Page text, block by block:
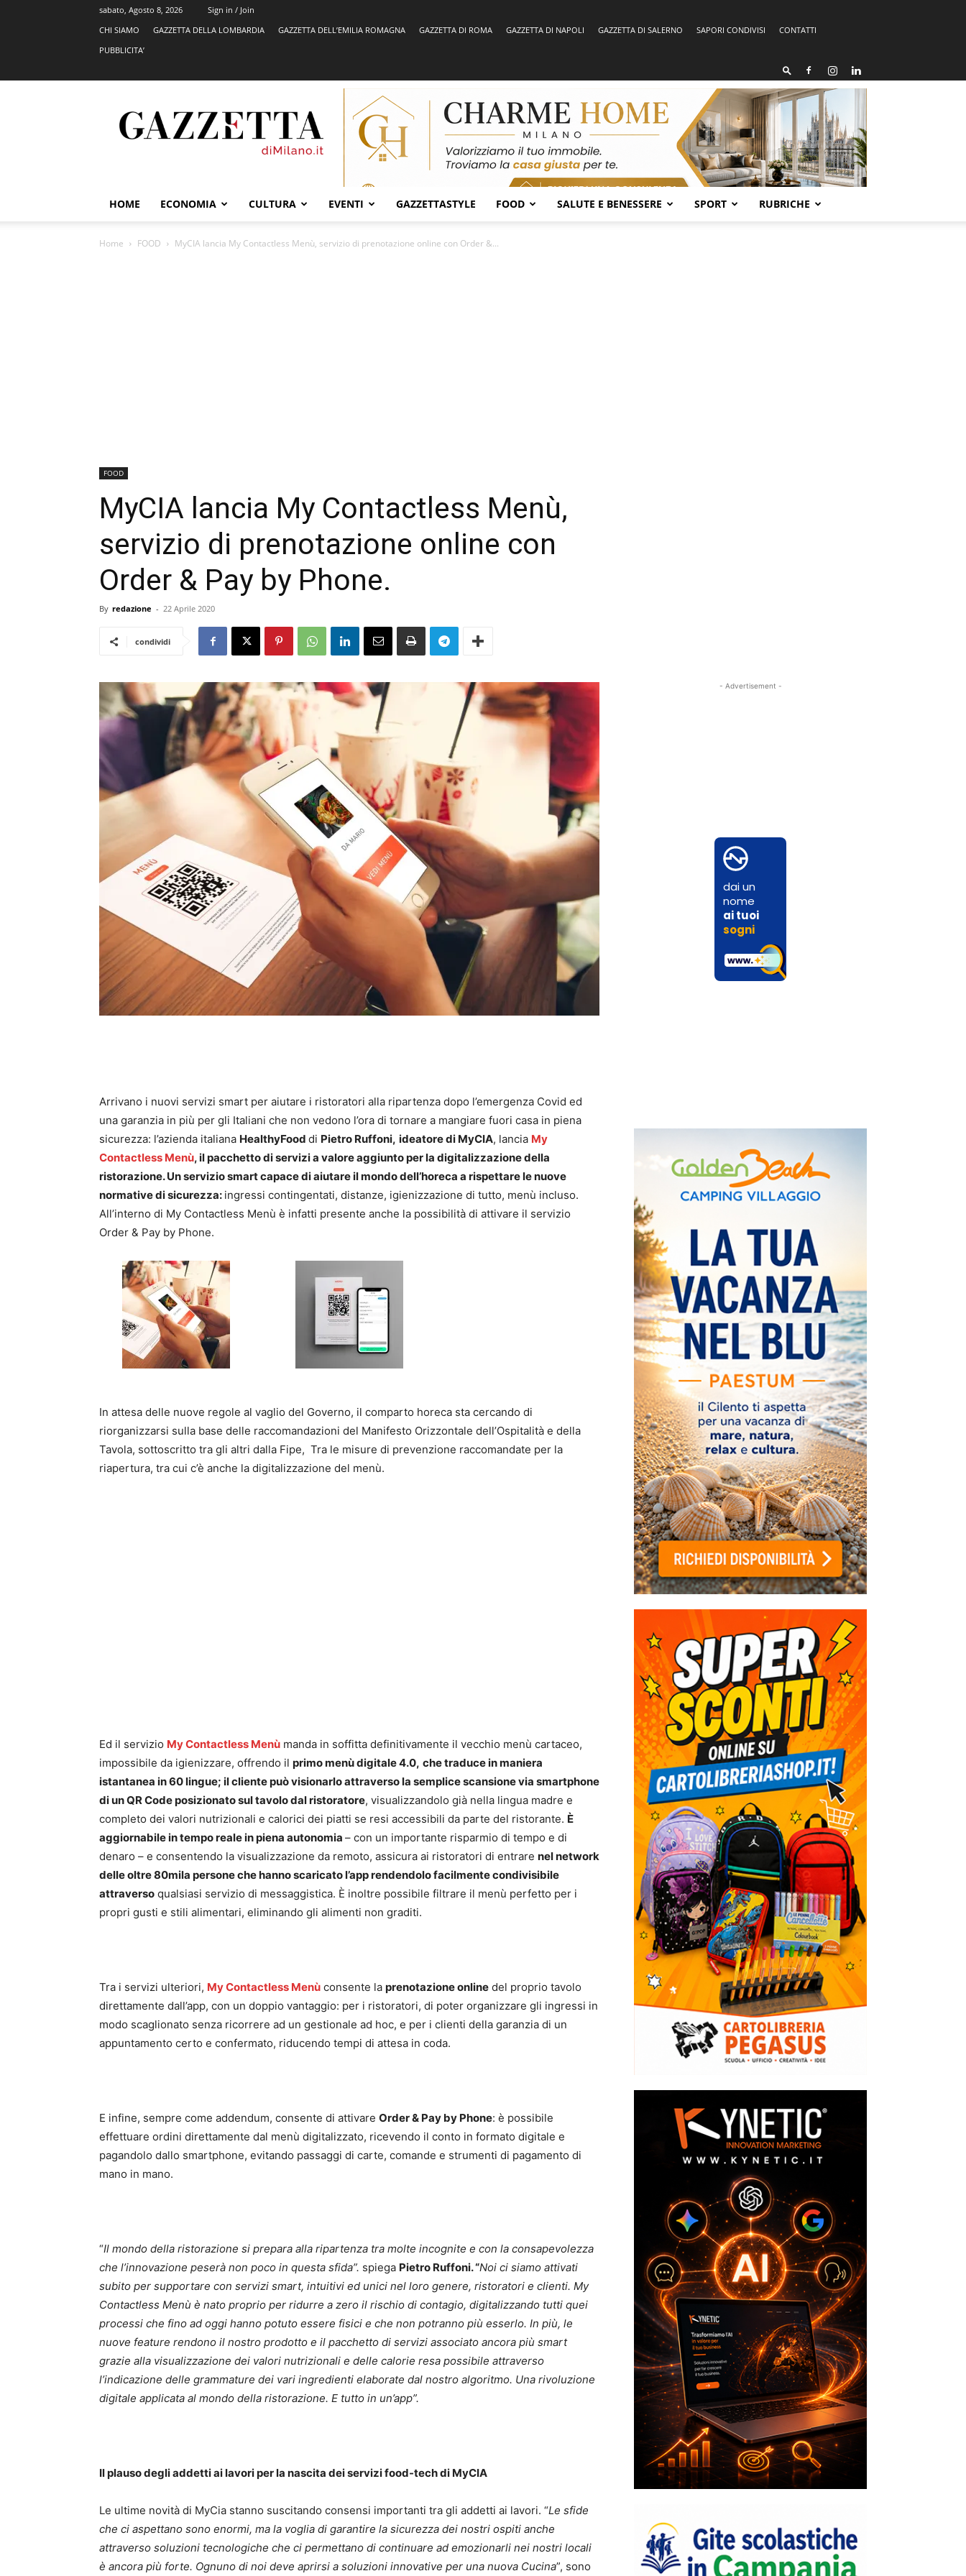
sabato, Agosto 8, 2026
Sign in / Join
CHI SIAMO
GAZZETTA DELLA LOMBARDIA GAZZETTA DELL’EMILIA ROMAGNA GAZZETTA DI ROMA GAZZETTA DI NAPOLI GAZZETTA DI SALERNO SAPORI CONDIVISI
CONTATTI
PUBBLICITA’
HOME ECONOMIA CULTURA EVENTI GAZZETTASTYLE FOOD SALUTE E BENESSERE SPORT RUBRICHE
Home FOOD MyCIA lancia My Contactless Menù, servizio di prenotazione online con Order &...
FOOD
MyCIA lancia My Contactless Menù,
servizio di prenotazione online con
Order & Pay by Phone.
By redazione - 22 Aprile 2020
condividi
Arrivano i nuovi servizi smart per aiutare i ristoratori alla ripartenza dopo l’emergenza Covid ed
una garanzia in più per gli Italiani che non vedono l’ora di tornare a mangiare fuori casa in piena
sicurezza: l’azienda italiana HealthyFood di Pietro Ruffoni, ideatore di MyCIA, lancia My
Contactless Menù, il pacchetto di servizi a valore aggiunto per la digitalizzazione della
ristorazione. Un servizio smart capace di aiutare il mondo dell’horeca a rispettare le nuove
normative di sicurezza: ingressi contingentati, distanze, igienizzazione di tutto, menù incluso.
All’interno di My Contactless Menù è infatti presente anche la possibilità di attivare il servizio
Order & Pay by Phone.
In attesa delle nuove regole al vaglio del Governo, il comparto horeca sta cercando di
riorganizzarsi sulla base delle raccomandazioni del Manifesto Orizzontale dell’Ospitalità e della
Tavola, sottoscritto tra gli altri dalla Fipe, Tra le misure di prevenzione raccomandate per la
riapertura, tra cui c’è anche la digitalizzazione del menù.
Ed il servizio My Contactless Menù manda in soffitta definitivamente il vecchio menù cartaceo,
impossibile da igienizzare, offrendo il primo menù digitale 4.0, che traduce in maniera
istantanea in 60 lingue; il cliente può visionarlo attraverso la semplice scansione via smartphone
di un QR Code posizionato sul tavolo dal ristoratore, visualizzandolo già nella lingua madre e
completo dei valori nutrizionali e calorici dei piatti se resi accessibili da parte del ristorante. È
aggiornabile in tempo reale in piena autonomia – con un importante risparmio di tempo e di
denaro – e consentendo la visualizzazione da remoto, assicura ai ristoratori di entrare nel network
delle oltre 80mila persone che hanno scaricato l’app rendendolo facilmente condivisibile
attraverso qualsiasi servizio di messaggistica. È inoltre possibile filtrare il menù perfetto per i
propri gusti e stili alimentari, eliminando gli alimenti non graditi.
Tra i servizi ulteriori, My Contactless Menù consente la prenotazione online del proprio tavolo
direttamente dall’app, con un doppio vantaggio: per i ristoratori, di poter organizzare gli ingressi in
modo scaglionato senza ricorrere ad un gestionale ad hoc, e per i clienti della garanzia di un
appuntamento certo e confermato, riducendo tempi di attesa in coda.
E infine, sempre come addendum, consente di attivare Order & Pay by Phone: è possibile
effettuare ordini direttamente dal menù digitalizzato, ricevendo il conto in formato digitale e
pagandolo dallo smartphone, evitando passaggi di carte, comande e strumenti di pagamento di
mano in mano.
“Il mondo della ristorazione si prepara alla ripartenza tra molte incognite e con la consapevolezza
che l’innovazione peserà non poco in questa sfida”. spiega Pietro Ruffoni. “Noi ci siamo attivati
subito per supportare con servizi smart, intuitivi ed unici nel loro genere, ristoratori e clienti. My
Contactless Menù è nato proprio per ridurre a zero il rischio di contagio, digitalizzando tutti quei
processi che fino ad oggi hanno potuto essere fisici e che non potranno più esserlo. In più, le
nuove feature rendono il nostro prodotto e il pacchetto di servizi associato ancora più smart
grazie alla visualizzazione dei valori nutrizionali e delle calorie resa possibile attraverso
l’indicazione delle grammature dei vari ingredienti elaborate dal nostro algoritmo. Una rivoluzione
digitale applicata al mondo della ristorazione. E tutto in un’app”.
Il plauso degli addetti ai lavori per la nascita dei servizi food-tech di MyCIA
Le ultime novità di MyCia stanno suscitando consensi importanti tra gli addetti ai lavori. “Le sfide
che ci aspettano sono enormi, ma la voglia di garantire la sicurezza dei nostri ospiti anche
attraverso soluzioni tecnologiche che ci permettano di continuare ad emozionarli nei nostri locali
è ancora più forte. Ognuno di noi deve aprirsi a soluzioni innovative per una nuova Cucina”, sono
- Advertisement -